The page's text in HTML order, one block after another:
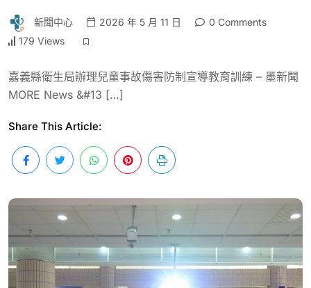
新聞中心 2026 年 5 月 11 日
0 Comments
179 Views
嘉義縣衛生局辦理兒童事故傷害防制宣導教育訓練 – 墨新聞
MORE News &#13 […]
Share This Article: